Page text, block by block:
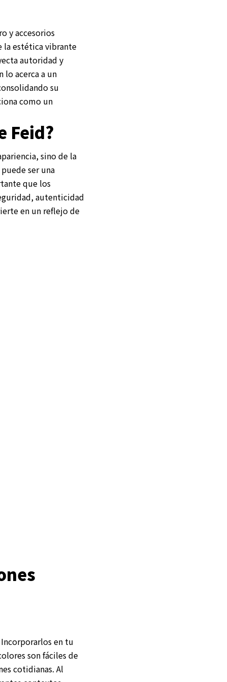
y accesorios
la estética vibrante
autoridad y
lo acerca a un
su
como un
Feid?
sino de la
ser una
que los
autenticidad
en un reflejo de
en tu
son fáciles de
cotidianas. Al